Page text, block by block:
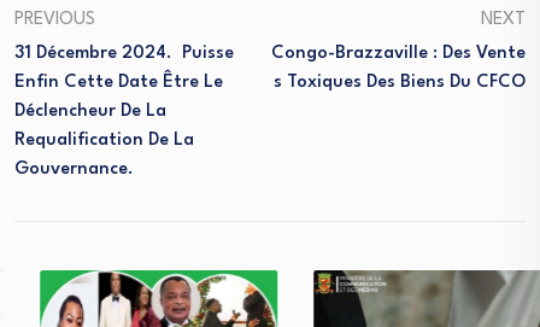
PREVIOUS
31 Décembre 2024. Puisse
Enfin Cette Date Être Le
Déclencheur De La
Requalification De La
Gouvernance.
NEXT
Congo-Brazzaville : Des Vente
S Toxiques Des Biens Du CFCO